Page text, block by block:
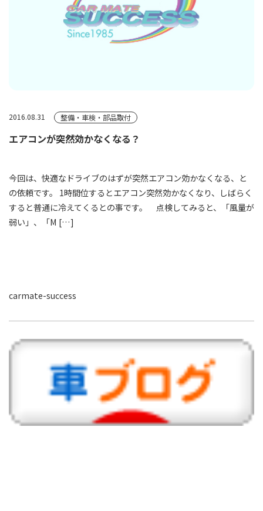
2016.08.31 整備・車検・部品取付
エアコンが突然効かなくなる？
今回は、快適なドライブのはずが突然エアコン効かなくなる、と
の依頼です。 1時間位するとエアコン突然効かなくなり、しばらく
すると普通に冷えてくるとの事です。 点検してみると、「風量が
弱い」、「M […]
carmate-success